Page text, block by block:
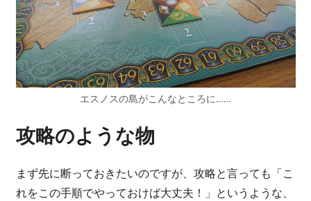
エスノスの島がこんなところに……
攻略のような物
まず先に断っておきたいのですが、攻略と言っても「こ
れをこの手順でやっておけば大丈夫！」というような、